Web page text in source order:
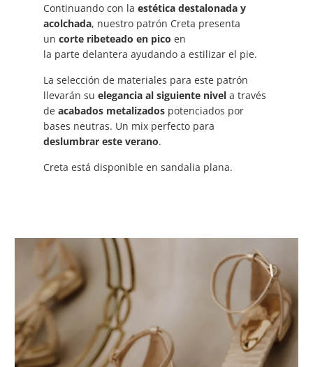
Continuando con la estética destalonada y
acolchada, nuestro patrón Creta presenta
un corte ribeteado en pico en
la parte delantera ayudando a estilizar el pie.
La selección de materiales para este patrón
llevarán su elegancia al siguiente nivela través
de acabados metalizadospotenciados por
bases neutras. Un mix perfecto para
deslumbrar este verano.
Creta está disponible en sandalia plana.